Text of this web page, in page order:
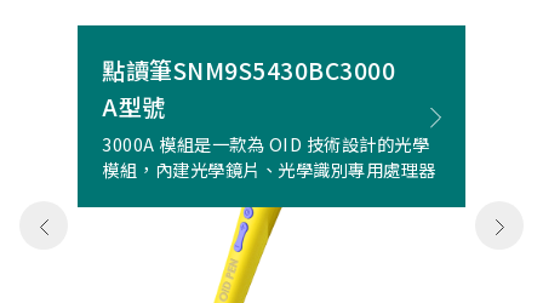
點讀筆SNM9S5430BC3000
A型號
3000A 模組是一款為 OID 技術設計的光學
模組，內建光學鏡片、光學識別專用處理器